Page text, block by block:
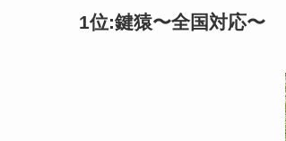
1位:鍵猿〜全国対応〜